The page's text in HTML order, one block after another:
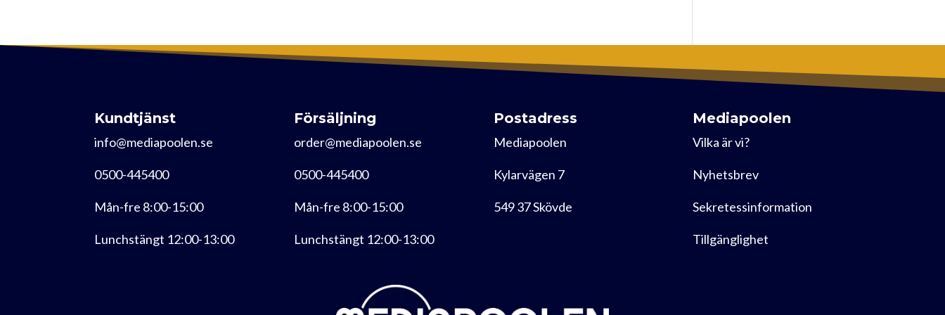
Kundtjänst
info@mediapoolen.se
0500-445400
Mån-fre 8:00-15:00
Lunchstängt 12:00-13:00
Försäljning
order@mediapoolen.se
0500-445400
Mån-fre 8:00-15:00
Lunchstängt 12:00-13:00
Postadress
Mediapoolen
Kylarvägen 7
549 37 Skövde
Mediapoolen
Vilka är vi?
Nyhetsbrev
Sekretessinformation
Tillgänglighet